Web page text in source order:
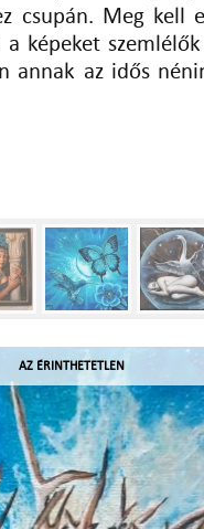
csupán. Meg kell
képeket
annak az idős
AZ ÉRINTHETETLEN